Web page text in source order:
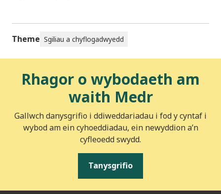
Theme Sgiliau a chyflogadwyedd
Rhagor o wybodaeth am
waith Medr
Gallwch danysgrifio i ddiweddariadau i fod y cyntaf i
wybod am ein cyhoeddiadau, ein newyddion a’n
cyfleoedd swydd.
Tanysgrifio